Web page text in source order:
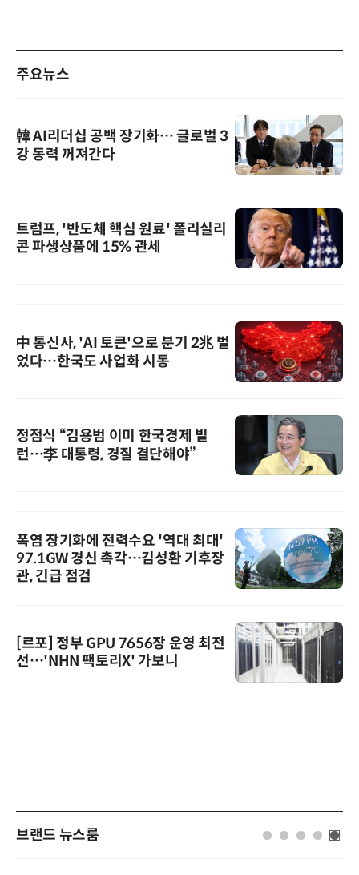
주요뉴스
韓 AI리더십 공백 장기화… 글로벌 3
강 동력 꺼져간다
트럼프, '반도체 핵심 원료' 폴리실리
콘 파생상품에 15% 관세
中 통신사, 'AI 토큰'으로 분기 2兆 벌
었다…한국도 사업화 시동
정점식 “김용범 이미 한국경제 빌
런…李 대통령, 경질 결단해야”
폭염 장기화에 전력수요 '역대 최대'
97.1GW 경신 촉각…김성환 기후장
관, 긴급 점검
[르포] 정부 GPU 7656장 운영 최전
선…'NHN 팩토리X' 가보니
브랜드 뉴스룸